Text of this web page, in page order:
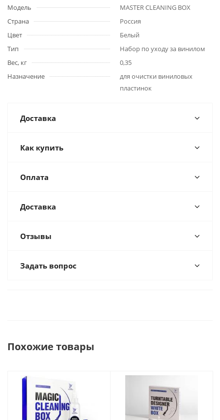
Модель
MASTER CLEANING BOX
Страна
Россия
Цвет
Белый
Тип
Набор по уходу за винилом
Вес, кг
0,35
Назначение
для очистки виниловых
пластинок
Доставка
Как купить
Оплата
Доставка
Отзывы
Задать вопрос
Похожие товары